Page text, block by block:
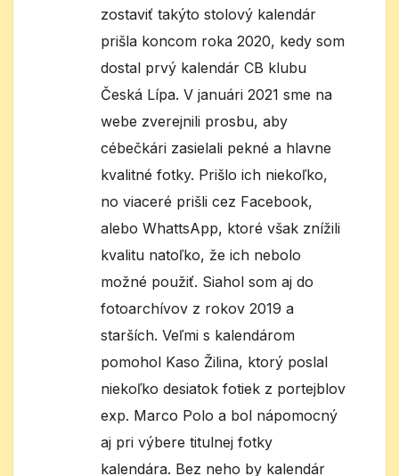
zostaviť takýto stolový kalendár
prišla koncom roka 2020, kedy som
dostal prvý kalendár CB klubu
Česká Lípa. V januári 2021 sme na
webe zverejnili prosbu, aby
cébečkári zasielali pekné a hlavne
kvalitné fotky. Prišlo ich niekoľko,
no viaceré prišli cez Facebook,
alebo WhattsApp, ktoré však znížili
kvalitu natoľko, že ich nebolo
možné použiť. Siahol som aj do
fotoarchívov z rokov 2019 a
starších. Veľmi s kalendárom
pomohol Kaso Žilina, ktorý poslal
niekoľko desiatok fotiek z portejblov
exp. Marco Polo a bol nápomocný
aj pri výbere titulnej fotky
kalendára. Bez neho by kalendár